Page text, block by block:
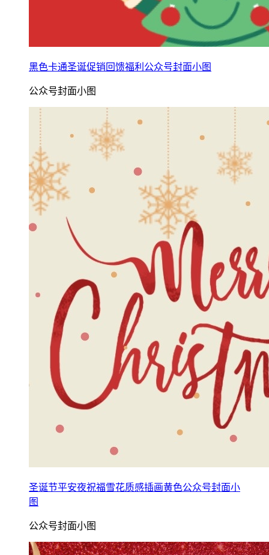
黑色卡通圣诞促销回馈福利公众号封面小图
公众号封面小图
圣诞节平安夜祝福雪花质感插画黄色公众号封面小
图
公众号封面小图